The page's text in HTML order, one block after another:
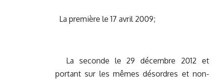
La première le 17 avril 2009;
La seconde le 29 décembre 2012 et
portant sur les mêmes désordres et non-